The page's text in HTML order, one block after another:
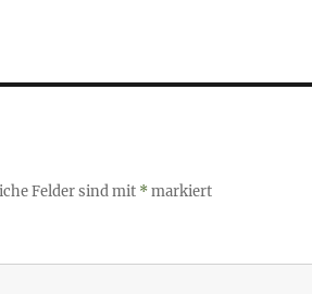
Felder sind mit *markiert